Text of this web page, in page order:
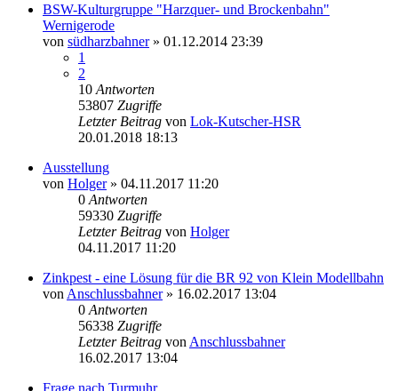
BSW-Kulturgruppe "Harzquer- und Brockenbahn"
Wernigerode
von südharzbahner» 01.12.2014 23:39
1
2
10 Antworten
53807 Zugriffe
Letzter Beitrag von Lok-Kutscher-HSR
20.01.2018 18:13
Ausstellung
von Holger» 04.11.2017 11:20
0 Antworten
59330 Zugriffe
Letzter Beitrag von Holger
04.11.2017 11:20
Zinkpest - eine Lösung für die BR 92 von Klein Modellbahn
von Anschlussbahner» 16.02.2017 13:04
0 Antworten
56338 Zugriffe
Letzter Beitrag von Anschlussbahner
16.02.2017 13:04
Frage nach Turmuhr